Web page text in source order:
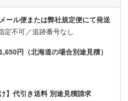
ール便または弊社規定便にて発送
定不可／追跡番号なし
円（北海道の場合別途見積）
】代引き送料 別途見積請求